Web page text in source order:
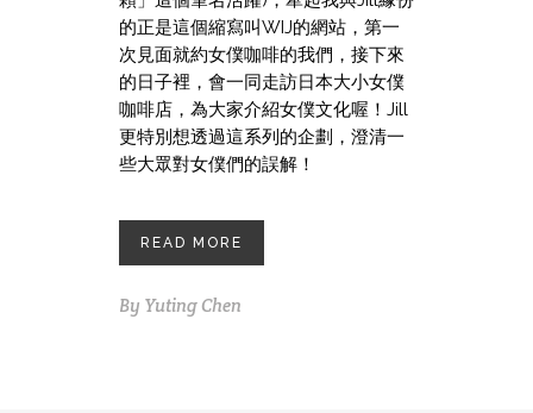
的正是這個縮寫叫WIJ的網站，第一
次見面就約女僕咖啡的我們，接下來
的日子裡，會一同走訪日本大小女僕
咖啡店，為大家介紹女僕文化喔！Jill
更特別想透過這系列的企劃，澄清一
些大眾對女僕們的誤解！
READ MORE
By Yuting Chen